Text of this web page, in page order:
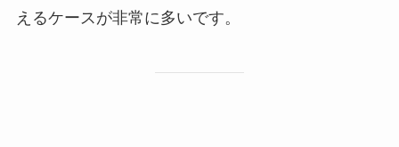
えるケースが非常に多いです。